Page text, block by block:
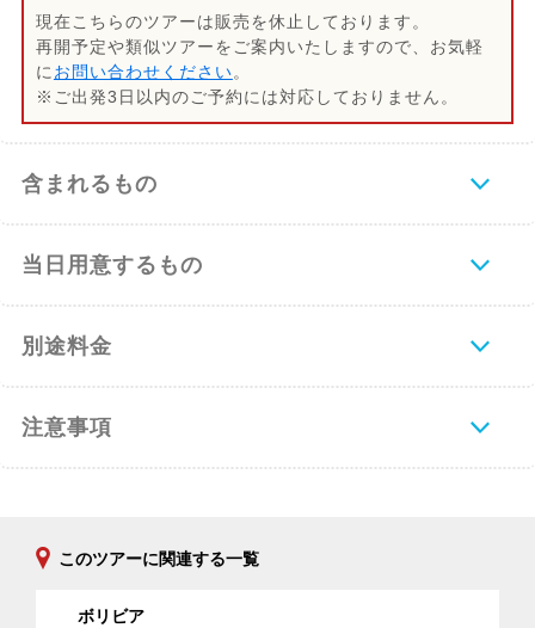
現在こちらのツアーは販売を休止しております。
再開予定や類似ツアーをご案内いたしますので、お気軽
にお問い合わせください。
※ご出発3日以内のご予約には対応しておりません。
含まれるもの
当日用意するもの
別途料金
注意事項
このツアーに関連する一覧
ボリビア